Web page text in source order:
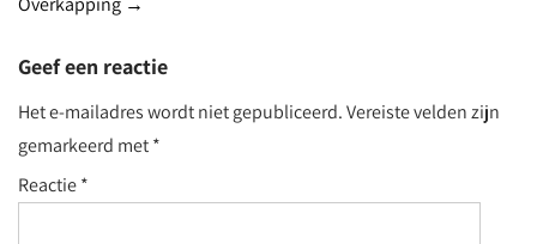
Geef een reactie
Het e-mailadres wordt niet gepubliceerd.Vereiste velden zijn
gemarkeerd met*
Reactie*